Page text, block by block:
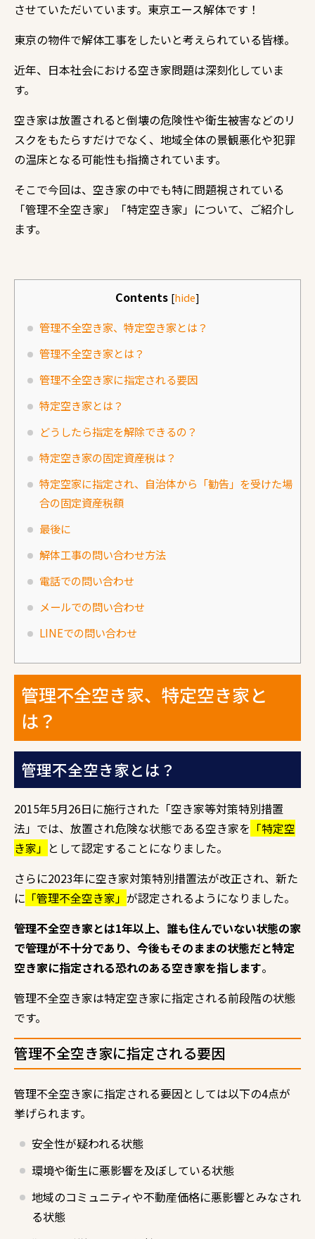
させていただいています。東京エース解体です！
東京の物件で解体工事をしたいと考えられている皆様。
近年、 日本社会における空き家問題は深刻化していま
す。
空き家は放置されると倒壊の危険性や衛生被害などのリ
スクをもたらすだけでなく、 地域全体の景観悪化や犯罪
の温床となる可能性も指摘されています。
そこで今回は、 空き家の中でも特に問題視されている
「管理不全空き家」「特定空き家」について、ご紹介し
ます。
Contents [hide]
管理不全空き家、特定空き家とは？
管理不全空き家とは？
管理不全空き家に指定される要因
特定空き家とは？
どうしたら指定を解除できるの？
特定空き家の固定資産税は？
特定空家に指定され、自治体から「勧告」を受けた場
合の固定資産税額
最後に
解体工事の問い合わせ方法
電話での問い合わせ
メールでの問い合わせ
LINEでの問い合わせ
管理不全空き家、特定空き家と
は？
管理不全空き家とは？
2015年5月26日に施行された「空き家等対策特別措置
法」では、放置され危険な状態である空き家を 「特定空
き家」 として認定することになりました。
さらに2023年に空き家対策特別措置法が改正され、新た
に 「管理不全空き家」 が認定されるようになりました。
管理不全空き家とは1年以上、誰も住んでいない状態の家
で管理が不十分であり、今後もそのままの状態だと特定
空き家に指定される恐れのある空き家を指します。
管理不全空き家は特定空き家に指定される前段階の状態
です。
管理不全空き家に指定される要因
管理不全空き家に指定される要因としては以下の4点が
挙げられます。
安全性が疑われる状態
環境や衛生に悪影響を及ぼしている状態
地域のコミュニティや不動産価格に悪影響とみなされ
る状態